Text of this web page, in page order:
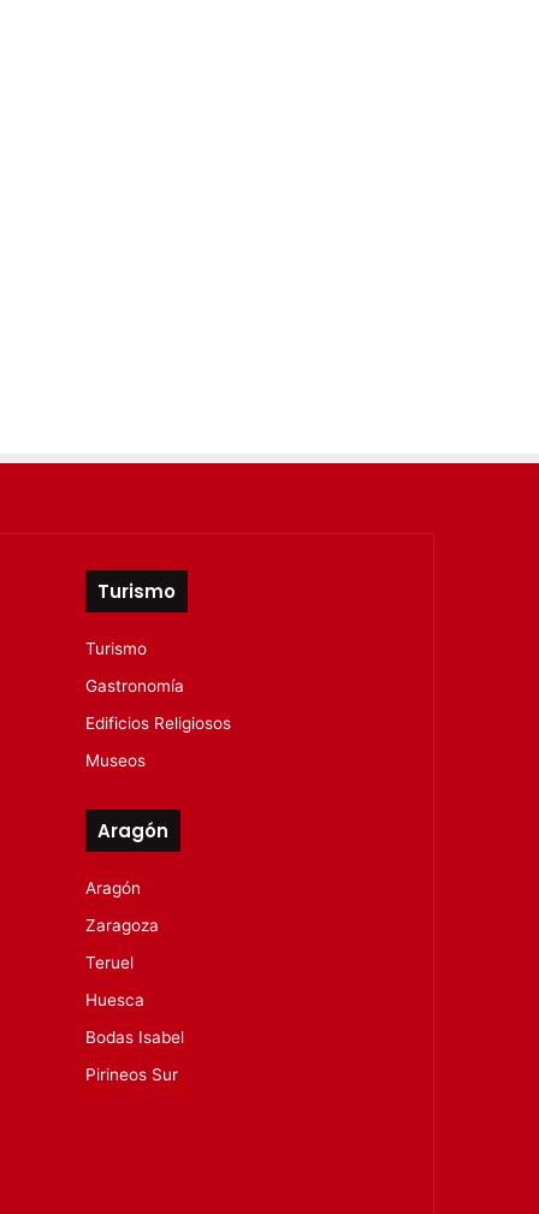
Turismo
Turismo
Gastronomía
Edificios Religiosos
Museos
Aragón
Aragón
Zaragoza
Teruel
Huesca
Bodas Isabel
Pirineos Sur